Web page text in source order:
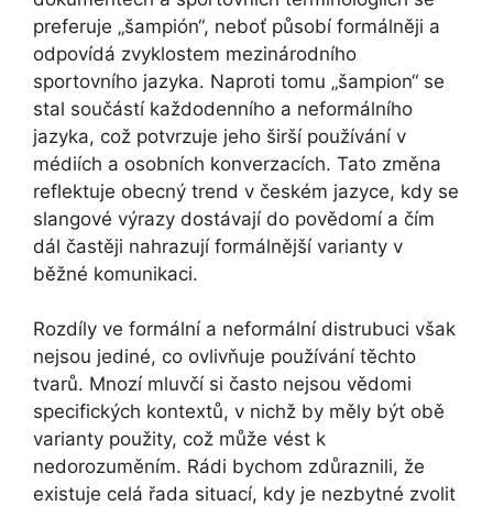
preferuje „šampión“, neboť působí formálněji a
odpovídá zvyklostem mezinárodního
sportovního jazyka. Naproti tomu „šampion“ se
stal součástí každodenního a neformálního
jazyka, což potvrzuje jeho širší používání v
médiích a osobních konverzacích. Tato změna
reflektuje obecný trend v českém jazyce, kdy se
slangové výrazy dostávají do povědomí a čím
dál častěji nahrazují formálnější varianty v
běžné komunikaci.
Rozdíly ve formální a neformální distrubuci však
nejsou jediné, co ovlivňuje používání těchto
tvarů. Mnozí mluvčí si často nejsou vědomi
specifických kontextů, v nichž by měly být obě
varianty použity, což může vést k
nedorozuměním. Rádi bychom zdůraznili, že
existuje celá řada situací, kdy je nezbytné zvolit